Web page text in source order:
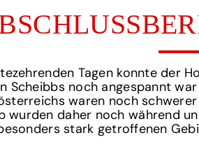
Tagen konnte der
Scheibbs noch angespannt
waren noch
wurden daher noch während
stark getroffenen